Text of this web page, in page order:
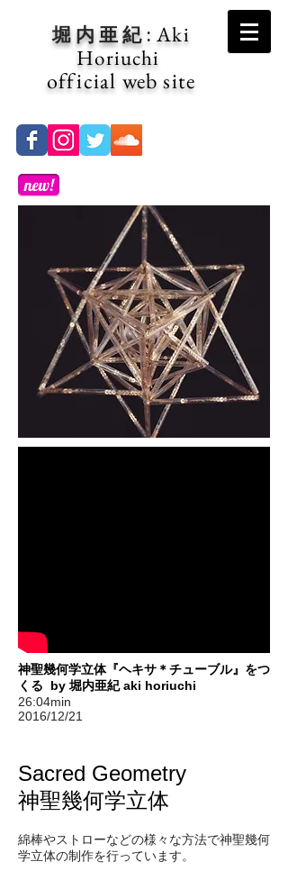
堀 内 亜 紀 : Aki
Horiuchi
official web site
new!
神聖幾何学立体『ヘキサ＊チューブル』をつ
くる by 堀内亜紀 aki horiuchi
26:04min
2016/12/21
Sacred Geometry
神聖幾何学立体
綿棒やストローなどの様々な方法で神聖幾何
学立体の制作を行っています。